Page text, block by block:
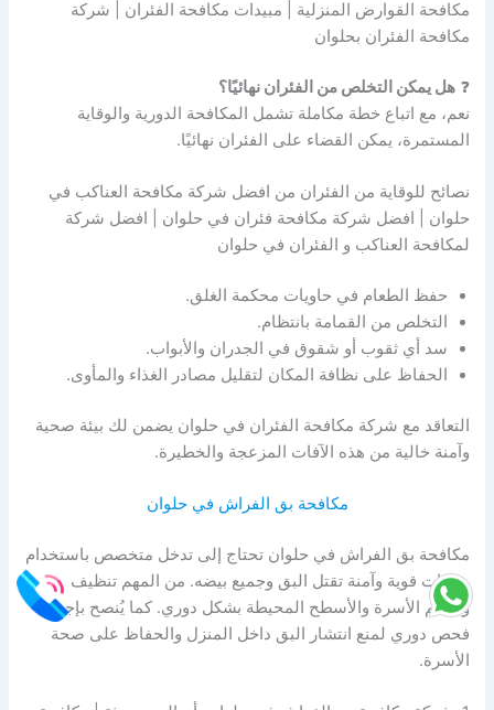
مكافحة القوارض المنزلية | مبيدات مكافحة الفئران | شركة
مكافحة الفئران بحلوان
❓هل يمكن التخلص من الفئران نهائيًا؟
نعم، مع اتباع خطة مكاملة تشمل المكافحة الدورية والوقاية
المستمرة، يمكن القضاء على الفئران نهائيًا.
نصائح للوقاية من الفئران من افضل شركة مكافحة العناكب في
حلوان | افضل شركة مكافحة فئران في حلوان | افضل شركة
لمكافحة العناكب و الفئران في حلوان
حفظ الطعام في حاويات محكمة الغلق.
التخلص من القمامة بانتظام.
سد أي ثقوب أو شقوق في الجدران والأبواب.
الحفاظ على نظافة المكان لتقليل مصادر الغذاء والمأوى.
التعاقد مع شركة مكافحة الفئران في حلوان يضمن لك بيئة صحية
وآمنة خالية من هذه الآفات المزعجة والخطيرة.
مكافحة بق الفراش في حلوان
مكافحة بق الفراش في حلوان تحتاج إلى تدخل متخصص باستخدام
مبيدات قوية وآمنة تقتل البق وجميع بيضه. من المهم تنظيف
وتعقيم الأسرة والأسطح المحيطة بشكل دوري. كما يُنصح بإجراء
فحص دوري لمنع انتشار البق داخل المنزل والحفاظ على صحة
الأسرة.